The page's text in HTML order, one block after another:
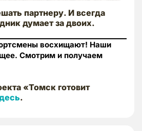
партнеру. И всегда
думает за двоих.
восхищают! Наши
Смотрим и получаем
«Томск готовит
.